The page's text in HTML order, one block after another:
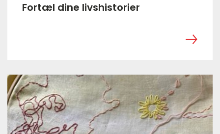
Fortæl dine livshistorier